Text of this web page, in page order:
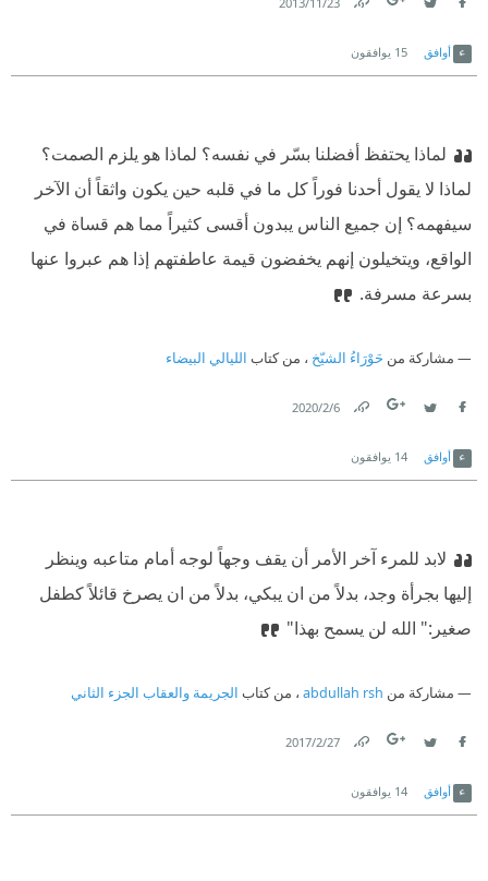
أوافق 15 يوافقون
لماذا يحتفظ أفضلنا بسّر في نفسه؟ لماذا هو يلزم الصمت؟
لماذا لا يقول أحدنا فوراً كل ما في قلبه حين يكون واثقاً أن الآخر
سيفهمه؟ إن جميع الناس يبدون أقسى كثيراً مما هم قساة في
الواقع، ويتخيلون إنهم يخفضون قيمة عاطفتهم إذا هم عبروا عنها
بسرعة مسرفة.
مشاركة من حَوْرَاءُ الشيّخ ، من كتاب الليالي البيضاء
6‏/2‏/2020
أوافق 14 يوافقون
لابد للمرء آخر الأمر أن يقف وجهاً لوجه أمام متاعبه وينظر
إليها بجرأة وجد، بدلاً من ان يبكي، بدلاً من ان يصرخ قائلاً كطفل
صغير:" الله لن يسمح بهذا"
مشاركة من abdullah rsh ، من كتاب الجريمة والعقاب الجزء الثاني
27‏/2‏/2017
أوافق 14 يوافقون